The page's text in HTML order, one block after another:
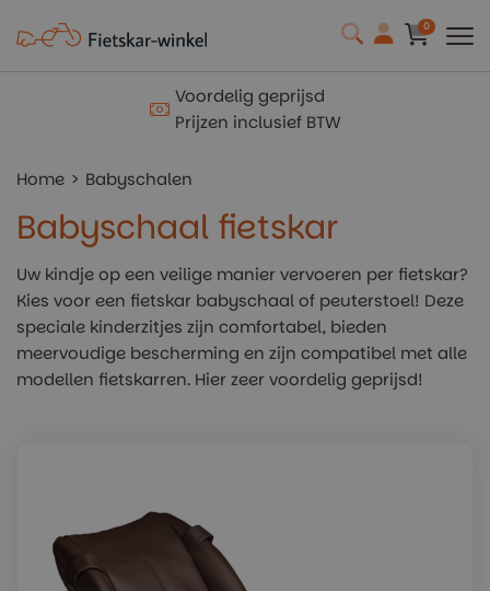
0
Snelle levering
Binnen 1-3 werkdagen
Home Babyschalen
Babyschaal fietskar
Uw kindje op een veilige manier vervoeren per fietskar?
Kies voor een fietskar babyschaal of peuterstoel! Deze
speciale kinderzitjes zijn comfortabel, bieden
meervoudige bescherming en zijn compatibel met alle
modellen fietskarren. Hier zeer voordelig geprijsd!